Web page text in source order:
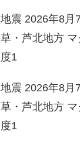
地震 2026年8月
草・芦北地方
度1
地震 2026年8月
草・芦北地方
度1